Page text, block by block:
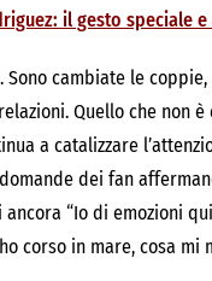
il gesto speciale
cambiate le
Quello che non
a catalizzare
dei fan
ancora “Io di emozioni
corso in mare, cosa mi